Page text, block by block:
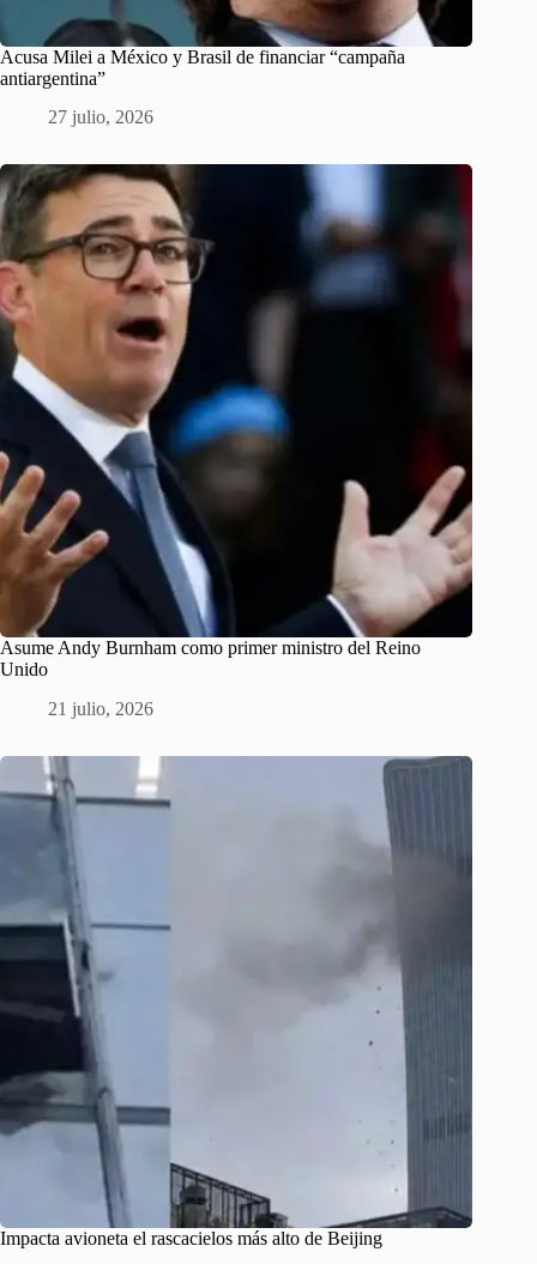
Acusa Milei a México y Brasil de financiar “campaña
antiargentina”
27 julio, 2026
Asume Andy Burnham como primer ministro del Reino
Unido
21 julio, 2026
Impacta avioneta el rascacielos más alto de Beijing